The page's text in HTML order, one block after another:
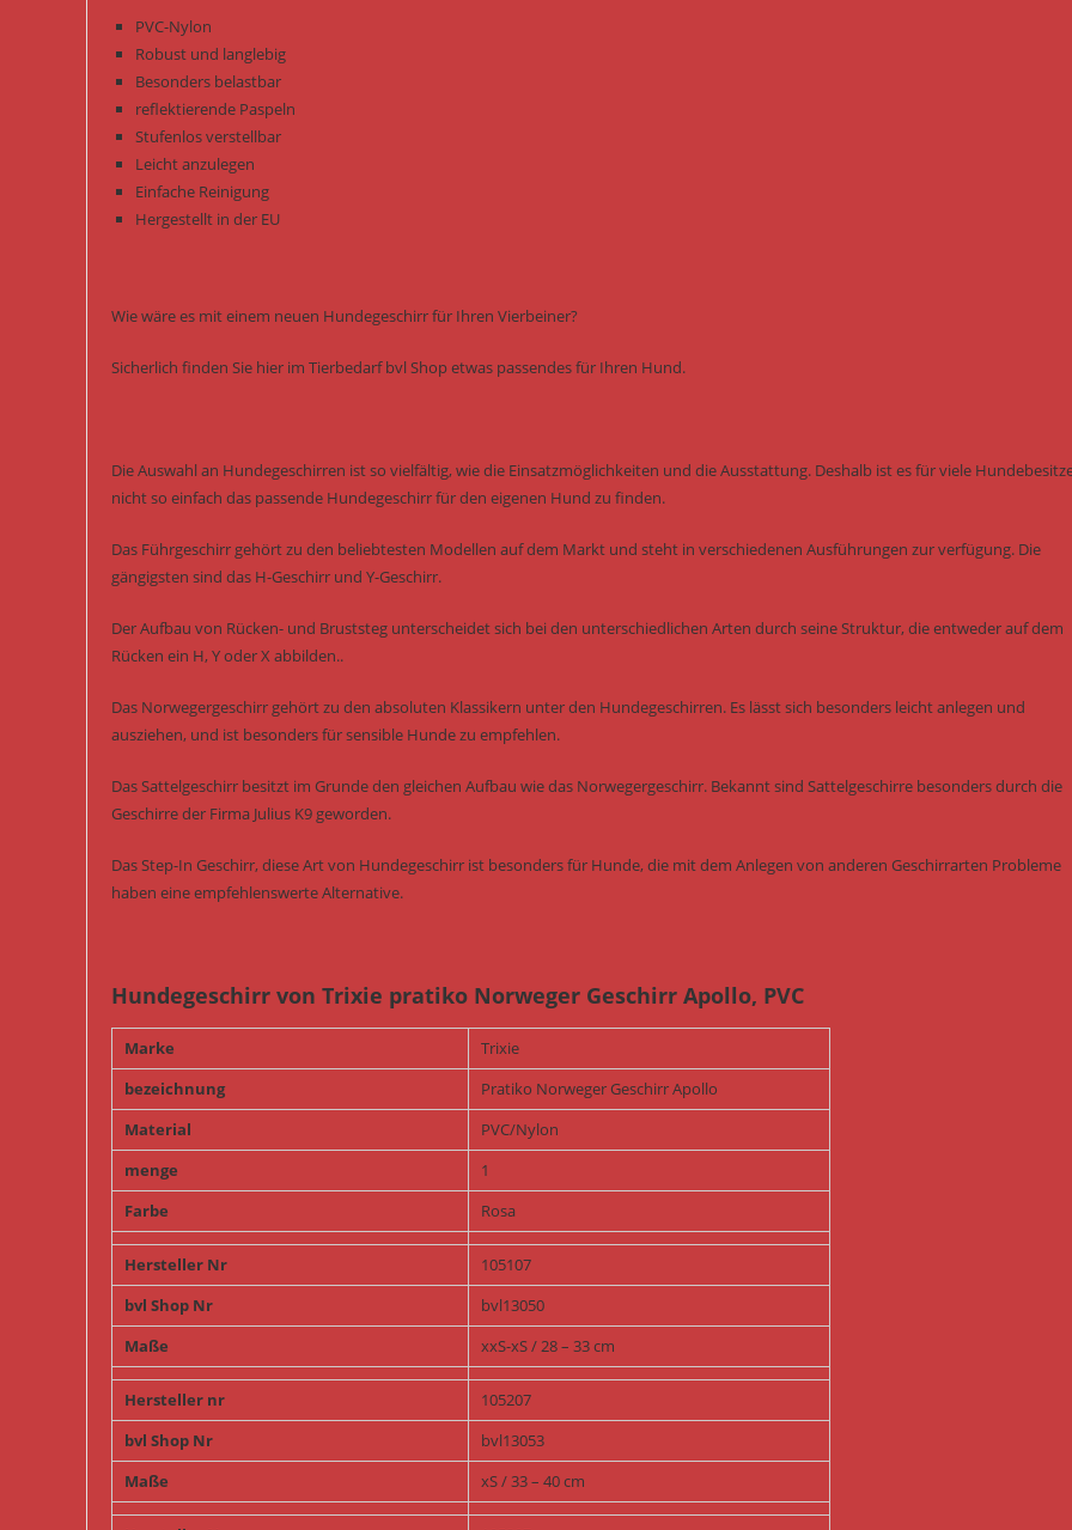
PVC-Nylon
Robust und langlebig
Besonders belastbar
reflektierende Paspeln
Stufenlos verstellbar
Leicht anzulegen
Einfache Reinigung
Hergestellt in der EU
Wie wäre es mit einem neuen Hundegeschirr für Ihren Vierbeiner?
Sicherlich finden Sie hier im Tierbedarf bvl Shop etwas passendes für Ihren Hund.
Die Auswahl an Hundegeschirren ist so vielfältig, wie die Einsatzmöglichkeiten und die Ausstattung. Deshalb ist es für viele
nicht so einfach das passende Hundegeschirr für den eigenen Hund zu finden.
Das Führgeschirr gehört zu den beliebtesten Modellen auf dem Markt und steht in verschiedenen Ausführungen zur verfügung. Die
gängigsten sind das H-Geschirr und Y-Geschirr.
Der Aufbau von Rücken- und Bruststeg unterscheidet sich bei den unterschiedlichen Arten durch seine Struktur, die entweder auf dem
Rücken ein H, Y oder X abbilden..
Das Norwegergeschirr gehört zu den absoluten Klassikern unter den Hundegeschirren. Es lässt sich besonders leicht anlegen und
ausziehen, und ist besonders für sensible Hunde zu empfehlen.
Das Sattelgeschirr besitzt im Grunde den gleichen Aufbau wie das Norwegergeschirr. Bekannt sind Sattelgeschirre besonders durch die
Geschirre der Firma Julius K9 geworden.
Das Step-In Geschirr, diese Art von Hundegeschirr ist besonders für Hunde, die mit dem Anlegen von anderen Geschirrarten Probleme
haben eine empfehlenswerte Alternative.
Hundegeschirr von Trixie pratiko Norweger Geschirr Apollo, PVC
Marke
Trixie
bezeichnung
Pratiko Norweger Geschirr Apollo
Material
PVC/Nylon
menge
1
Farbe
Rosa
Hersteller Nr
105107
bvl Shop Nr
bvl13050
Maße
xxS-xS / 28 – 33 cm
Hersteller nr
105207
bvl Shop Nr
bvl13053
Maße
xS / 33 – 40 cm